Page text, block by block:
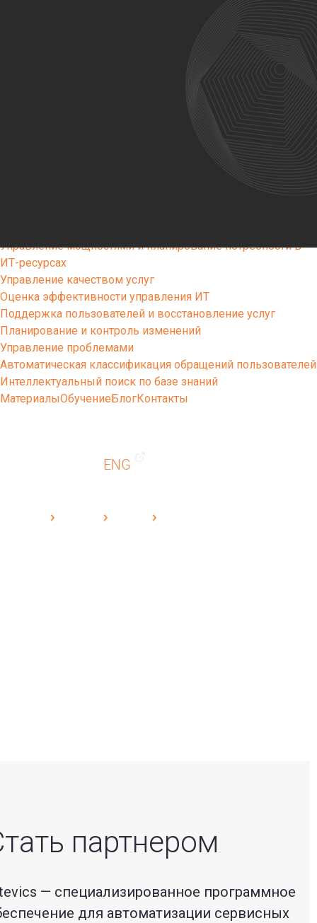
Подготовка и поддержка внутренних агентов изменений
(методологов, коучей, скрам-мастеров)
Выстраивание современной разработки ПО через
Диагностика продуктовой команды разработки ПО
Управление мощностями и планирование потребности в
ИТ-ресурсах
Управление качеством услуг
Оценка эффективности управления ИТ
Поддержка пользователей и восстановление услуг
Планирование и контроль изменений
Управление проблемами
Автоматическая классификация обращений пользователей
Интеллектуальный поиск по базе знаний
МатериалыОбучениеБлогКонтакты
ENG
партнером
— специализированное программное
для автоматизации сервисных